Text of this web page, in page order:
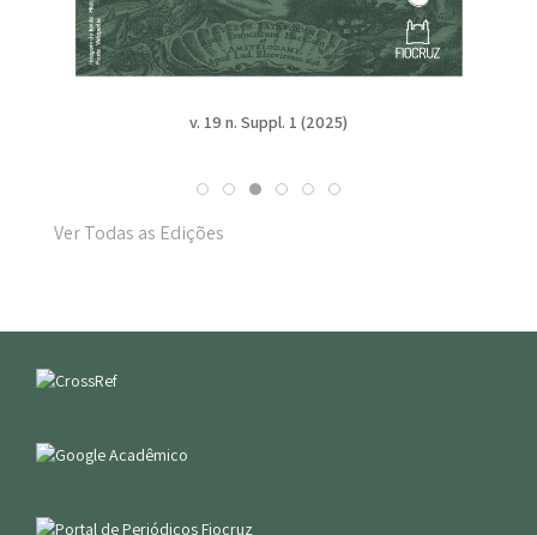
v. 19 n. Suppl. 1 (2025)
Ver Todas as Edições